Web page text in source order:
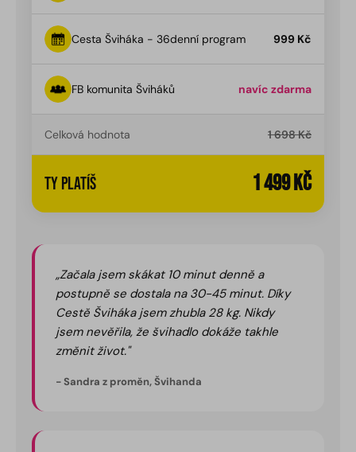
Cesta Šviháka - 36denní program 999 Kč
FB komunita Šviháků navíc zdarma
Celková hodnota 1 698 Kč
Ty platíš 1 499 Kč
„Začala jsem skákat 10 minut denně a
postupně se dostala na 30-45 minut. Díky
Cestě Šviháka jsem zhubla 28 kg. Nikdy
jsem nevěřila, že švihadlo dokáže takhle
změnit život."
- Sandra z proměn, Švihanda